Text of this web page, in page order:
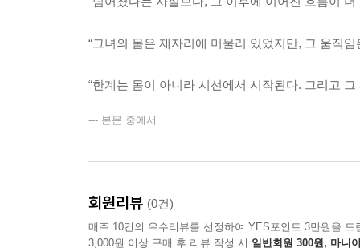
“그녀의 몸은 제자리에 머물러 있었지만, 그 움직
“한계는 몸이 아니라 시선에서 시작된다. 그리고
--- 본문 중에서
회원리뷰 (0건)
매주 10건의 우수리뷰를 선정하여 YES포인트 3만원을 드
3,000원 이상 구매 후 리뷰 작성 시 일반회원 300원, 마니